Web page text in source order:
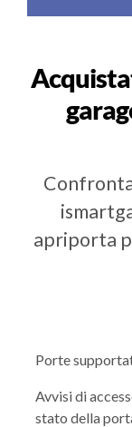
apriporta
Porte
Avvisi di
stato della